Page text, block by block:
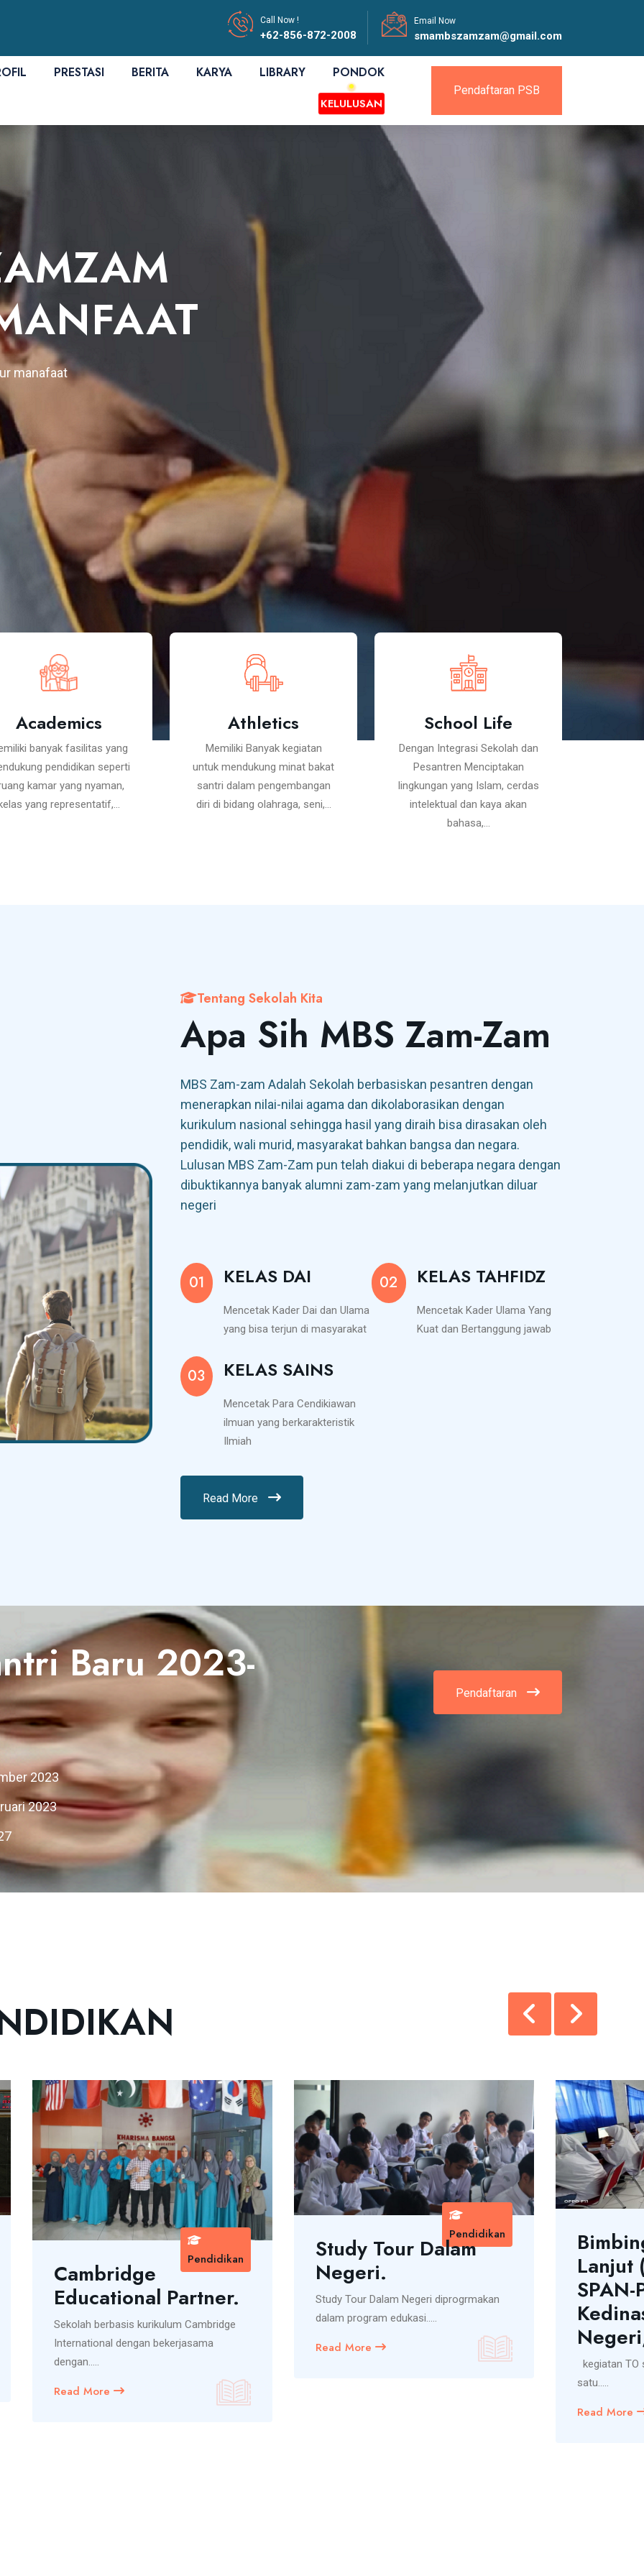
Call Now !
+62-856-872-2008
Email Now
smambszamzam@gmail.com
PRESTASI BERITA KARYA LIBRARY PONDOK
KELULUSAN
Pendaftaran PSB
manafaat
MENDUKUNG DI SERTAI
DAN MERAIH PRESTASI
Academics
banyak fasilitas yang
pendidikan seperti
kamar yang nyaman,
yang representatif,...
Athletics
Memiliki Banyak kegiatan
untuk mendukung minat bakat
santri dalam pengembangan
diri di bidang olahraga, seni,...
School Life
Dengan Integrasi Sekolah dan
Pesantren Menciptakan
lingkungan yang Islam, cerdas
intelektual dan kaya akan
bahasa,...
Tentang Sekolah Kita
Apa Sih MBS Zam-Zam
MBS Zam-zam Adalah Sekolah berbasiskan pesantren dengan
menerapkan nilai-nilai agama dan dikolaborasikan dengan
kurikulum nasional sehingga hasil yang diraih bisa dirasakan oleh
pendidik, wali murid, masyarakat bahkan bangsa dan negara.
Lulusan MBS Zam-Zam pun telah diakui di beberapa negara dengan
dibuktikannya banyak alumni zam-zam yang melanjutkan diluar
negeri
01 KELAS DAI
Mencetak Kader Dai dan Ulama
yang bisa terjun di masyarakat
02 KELAS TAHFIDZ
Mencetak Kader Ulama Yang
Kuat dan Bertanggung jawab
03 KELAS SAINS
Mencetak Para Cendikiawan
ilmuan yang berkarakteristik
Ilmiah
Read More
Baru 2023-
2023
2023
Pendaftaran
Pendidikan
Cambridge
Educational Partner.
Sekolah berbasis kurikulum Cambridge
International dengan bekerjasama
dengan.....
Read More
Pendidikan
Study Tour Dalam
Negeri.
Study Tour Dalam Negeri diprogrmakan
dalam program edukasi.....
Read More
Lanjut
kegiatan TO
satu.....
Read More